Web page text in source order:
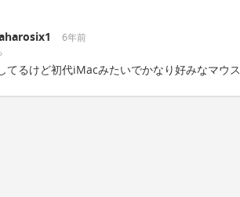
6年前
てるけど初代iMacみたいでかなり好みなマウス